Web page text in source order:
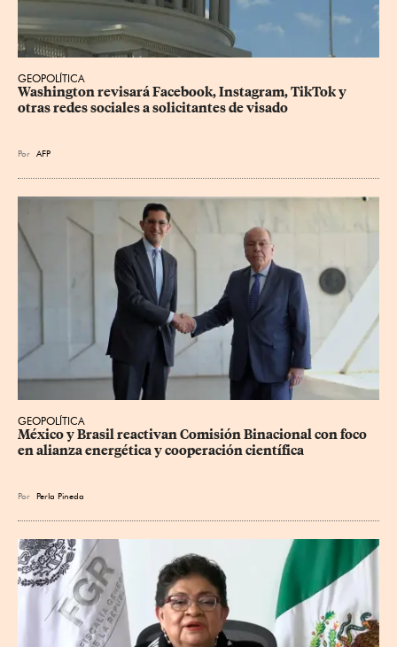
GEOPOLÍTICA
Washington revisará Facebook, Instagram, TikTok y
otras redes sociales a solicitantes de visado
Por AFP
GEOPOLÍTICA
México y Brasil reactivan Comisión Binacional con foco
en alianza energética y cooperación científica
Por Perla Pineda